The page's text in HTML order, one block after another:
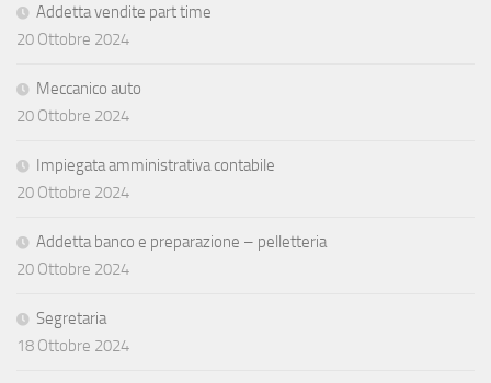
Addetta vendite part time
20 Ottobre 2024
Meccanico auto
20 Ottobre 2024
Impiegata amministrativa contabile
20 Ottobre 2024
Addetta banco e preparazione – pelletteria
20 Ottobre 2024
Segretaria
18 Ottobre 2024